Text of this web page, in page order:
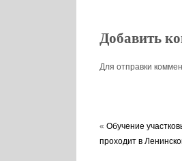
Добавить
Для отправки
« Обучение
проходит в